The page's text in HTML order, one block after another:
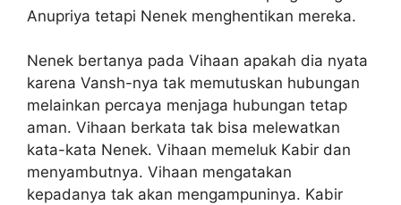
Anupriya tetapi Nenek menghentikan mereka.
Nenek bertanya pada Vihaan apakah dia nyata
karena Vansh-nya tak memutuskan hubungan
melainkan percaya menjaga hubungan tetap
aman. Vihaan berkata tak bisa melewatkan
kata-kata Nenek. Vihaan memeluk Kabir dan
menyambutnya. Vihaan mengatakan
kepadanya tak akan mengampuninya. Kabir